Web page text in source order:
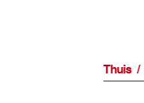
Thuis